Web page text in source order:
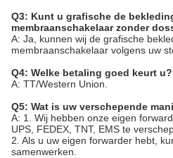
Q3: Kunt u grafische de
membraanschakelaar zonder
A: Ja, kunnen wij de grafische
membraanschakelaar volgens uw
Q4: Welke betaling goed keurt u?
A: TT/Western Union.
Q5: Wat is uw verschepende
A: 1. Wij hebben onze eigen
UPS, FEDEX, TNT, EMS te
2. Als u uw eigen forwarder hebt,
samenwerken.